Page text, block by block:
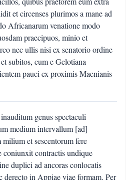
et circenses plurimos a mane ad
Africanarum venatione modo
praecipuos, minio et
nec ullis nisi ex senatorio ordine
subitos, cum e Gelotiana
pauci ex proximis Maenianis
genus spectaculi
medium intervallum [ad]
et sescentorum fere
coniunxit contractis undique
duplici ad ancoras conlocatis
derecto in Appiae viae formam. Per